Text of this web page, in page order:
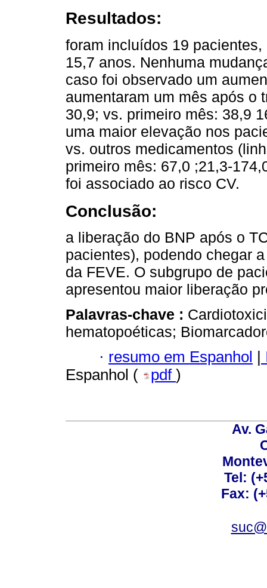
Resultados:
foram incluídos 19
15,7 anos. Nenhuma
caso foi observado um
aumentaram um mês após o
30,9; vs. primeiro mês: 38,9
uma maior elevação nos
vs. outros medicamentos
primeiro mês: 67,0 ;21,3-
foi associado ao risco CV.
Conclusão:
a liberação do BNP após o
pacientes), podendo chegar
da FEVE. O subgrupo de
apresentou maior liberação
Palavras-chave :
hematopoéticas;
· resumo em Espanhol
Espanhol (
pdf )
Av.
Tel:
Fax: